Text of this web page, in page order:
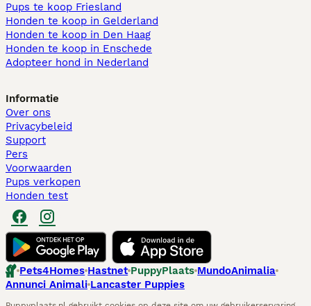
Pups te koop Friesland​
Honden te koop in Gelderland
Honden te koop in Den Haag
Honden te koop in Enschede
Adopteer hond in Nederland
Informatie
Over ons
Privacybeleid
Support
Pers
Voorwaarden
Pups verkopen
Honden test
Pets4Homes Hastnet PuppyPlaats MundoAnimalia
Annunci Animali Lancaster Puppies